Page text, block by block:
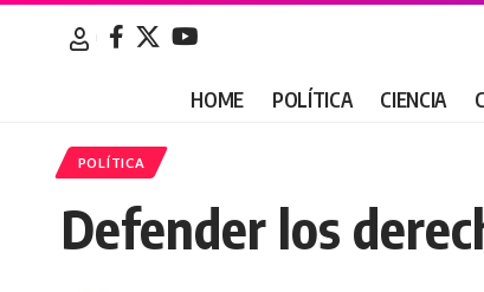
HOME POLÍTICA CIENCIA
POLÍTICA
Defender los